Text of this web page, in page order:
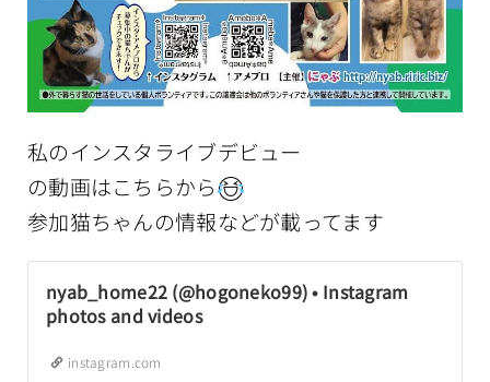
私のインスタライブデビュー
の動画はこちらから
参加猫ちゃんの情報などが載ってます
nyab_home22 (@hogoneko99) • Instagram
photos and videos
instagram.com